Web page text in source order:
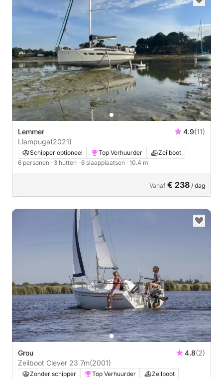
Lemmer 4.9(11)
Llampuga(2021)
Schipper optioneel Top Verhuurder
Zeilboot
6 personen · 3 hutten · 6 slaapplaatsen · 10.4 m
Vanaf € 238 / dag
Grou 4.8(2)
Zeilboot Clever 23 7m(2001)
Zonder schipper Top Verhuurder
Zeilboot